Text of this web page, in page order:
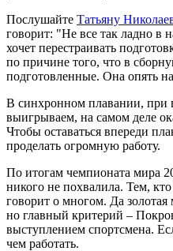
Послушайте Татьяну
говорит: "Не все так ладно в
хочет перестраивать
по причине того, что в
подготовленные. Она опять
В синхронном плавании, при
выигрываем, на самом деле
Чтобы оставаться впереди
проделать огромную работу.
По итогам чемпионата мира
никого не похвалила. Тем,
говорит о многом. Да
но главный критерий –
выступлением спортсмена.
чем работать.